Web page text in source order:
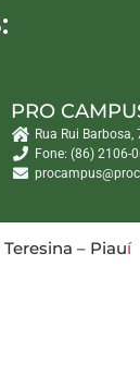
PRO
Rua Rui
Fone: (86) 2106-
– Piauí